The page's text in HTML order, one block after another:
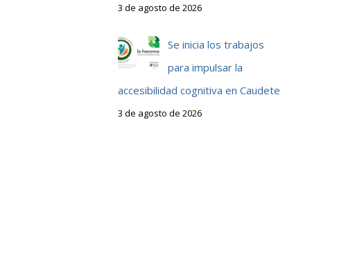
3 de agosto de 2026
Se inicia los trabajos
para impulsar la
accesibilidad cognitiva en Caudete
3 de agosto de 2026